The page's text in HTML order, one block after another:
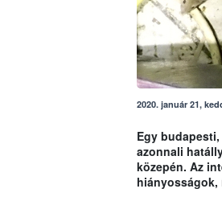
2020. január 21,
Egy
azonnali
közepén. Az
hiányosságok,